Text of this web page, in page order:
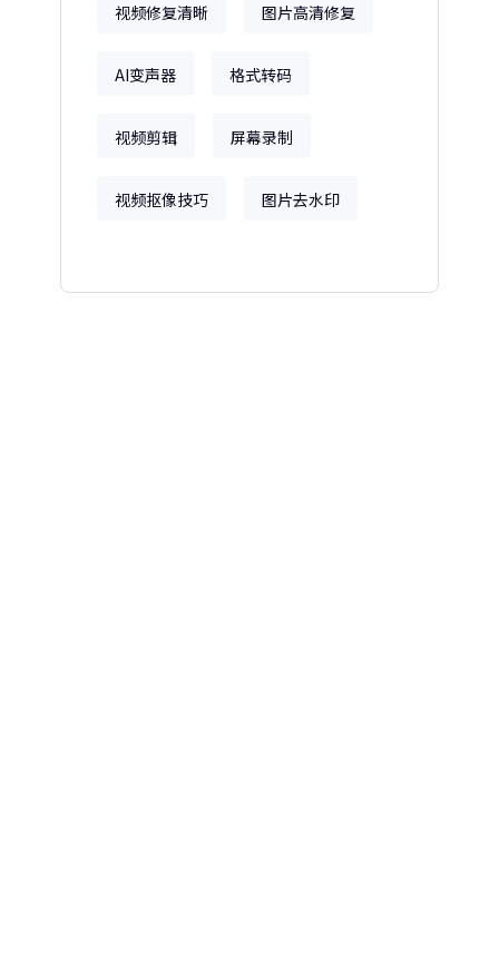
视频修复清晰 图片高清修复
AI变声器 格式转码
视频剪辑 屏幕录制
视频抠像技巧 图片去水印